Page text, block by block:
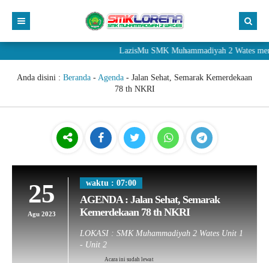
LazisMu SMK Muhammadiyah 2 Wates
Anda disini : Beranda - Agenda - Jalan Sehat, Semarak Kemerdekaan
78 th NKRI
25
Agu 2023
waktu : 07:00
AGENDA : Jalan Sehat, Semarak
Kemerdekaan 78 th NKRI
LOKASI : SMK Muhammadiyah 2 Wates Unit 1
- Unit 2
Acara ini sudah lewat